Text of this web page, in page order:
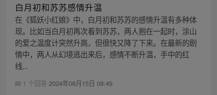
白月初和苏苏感情升温
在《狐妖小红娘》中，白月初和苏苏的感情升温有多种体
现。比如当白月初再次看到苏苏，两人抱在一起时，涂山
的爱之温度计突然升高，但很快又降了下来。在最新的剧
情中，两人从幻境逃出来后，感情不断升温，手中的红
线...
1 个回答 2024年08月15日 08:49